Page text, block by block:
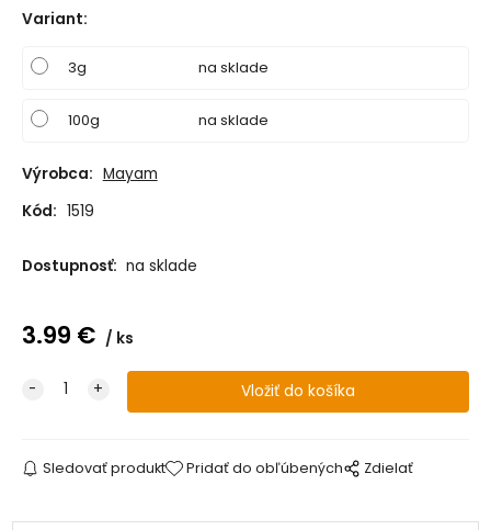
Variant:
3g na sklade
100g na sklade
Výrobca: Mayam
Kód: 1519
Dostupnosť: na sklade
3.99 € ks
Sledovať produkt Pridať do obľúbených Zdielať